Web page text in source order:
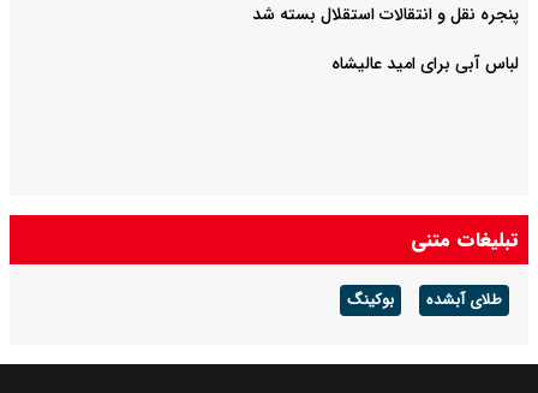
پنجره نقل و انتقالات استقلال بسته شد
لباس آبی برای امید عالیشاه
تبلیغات متنی
طلای آبشده بوکینگ